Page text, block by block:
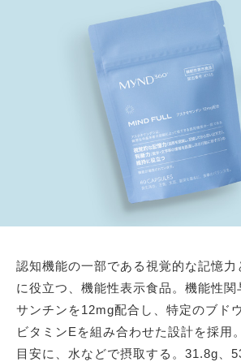
認知機能の一部である視覚的な記憶力
に役立つ、機能性表示食品。機能性関
サンチンを12mg配合し、特定のブド
ビタミンEを組み合わせた設計を採用
目安に、水などで摂取する。31.8g、